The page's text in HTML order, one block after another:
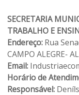
SECRETARIA
TRABALHO E
Endereço: Rua
CAMPO ALEGRE- AL
Email:
Horário de
Responsável: